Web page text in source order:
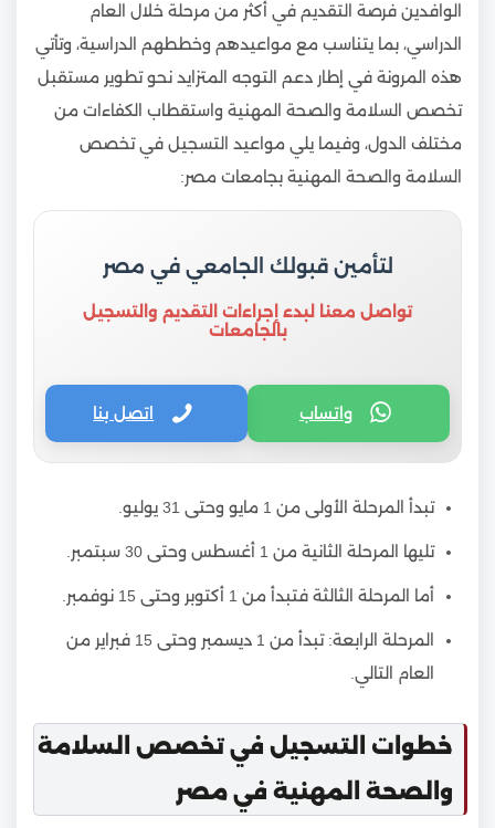
الوافدين فرصة التقديم في أكثر من مرحلة خلال العام
الدراسي، بما يتناسب مع مواعيدهم وخططهم الدراسية، وتأتي
هذه المرونة في إطار دعم التوجه المتزايد نحو تطوير مستقبل
تخصص السلامة والصحة المهنية واستقطاب الكفاءات من
مختلف الدول، وفيما يلي مواعيد التسجيل في تخصص
السلامة والصحة المهنية بجامعات مصر:
لتأمين قبولك الجامعي في مصر
تواصل معنا لبدء إجراءات التقديم والتسجيل
بالجامعات
واتساب اتصل بنا
تبدأ المرحلة الأولى من 1 مايو وحتى 31 يوليو.
تليها المرحلة الثانية من 1 أغسطس وحتى 30 سبتمبر.
أما المرحلة الثالثة فتبدأ من 1 أكتوبر وحتى 15 نوفمبر.
المرحلة الرابعة: تبدأ من 1 ديسمبر وحتى 15 فبراير من
العام التالي.
خطوات التسجيل في تخصص السلامة
والصحة المهنية في مصر